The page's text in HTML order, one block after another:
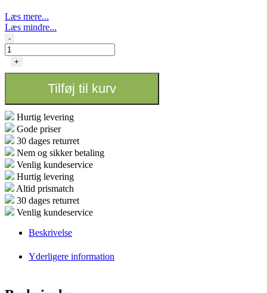
Læs mere...
Læs mindre...
Digital
timer
antal
-
+
Tilføj til kurv
Hurtig levering
Gode priser
30 dages returret
Nem og sikker betaling
Venlig kundeservice
Hurtig levering
Altid prismatch
30 dages returret
Venlig kundeservice
Beskrivelse
Yderligere information